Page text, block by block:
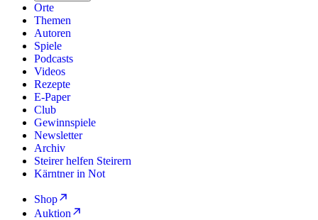
Orte
Themen
Autoren
Spiele
Podcasts
Videos
Rezepte
E-Paper
Club
Gewinnspiele
Newsletter
Archiv
Steirer helfen Steirern
Kärntner in Not
Shop
Auktion